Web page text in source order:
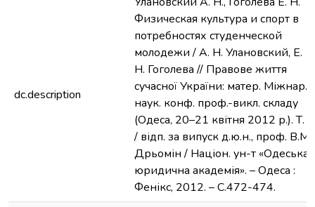
dc.description
Физическая культура и спорт в
потребностях студенческой
молодежи / А. Н. Улановский, Е.
Н. Гоголева // Правове життя
сучасної України: матер. Міжнар.
наук. конф. проф.-викл. складу
(Одеса, 20–21 квітня 2012 р.). Т. 2
/ відп. за випуск д.ю.н., проф. В.М.
Дрьомін / Націон. ун-т «Одеська
юридична академія». – Одеса :
Фенікс, 2012. – С.472-474.